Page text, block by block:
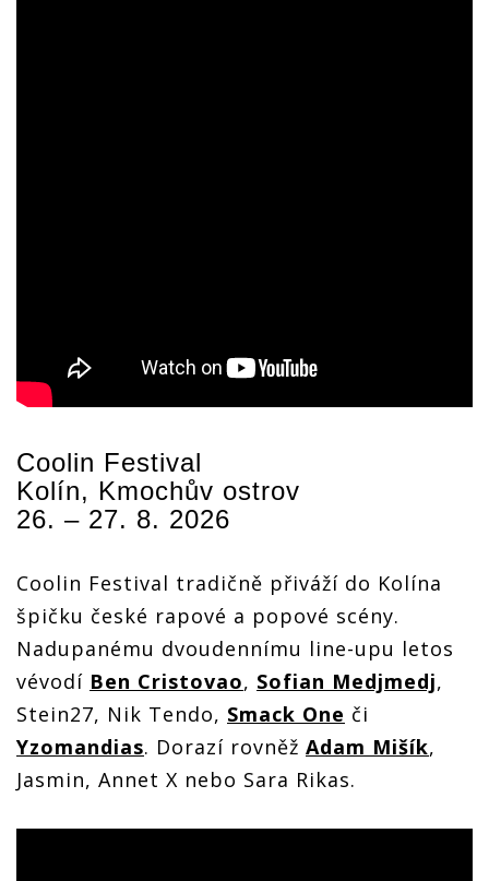
Coolin Festival
Kolín, Kmochův ostrov
26. – 27. 8. 2026
Coolin Festival tradičně přiváží do Kolína
špičku české rapové a popové scény.
Nadupanému dvoudennímu line-upu letos
vévodí Ben Cristovao, Sofian Medjmedj,
Stein27, Nik Tendo, Smack One či
Yzomandias. Dorazí rovněž Adam Mišík,
Jasmin, Annet X nebo Sara Rikas.